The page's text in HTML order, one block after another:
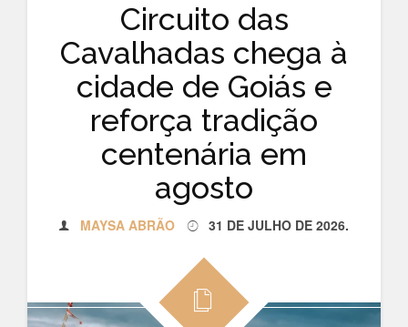
Circuito das
Cavalhadas chega à
cidade de Goiás e
reforça tradição
centenária em
agosto
MAYSA ABRÃO 31 DE JULHO DE 2026.